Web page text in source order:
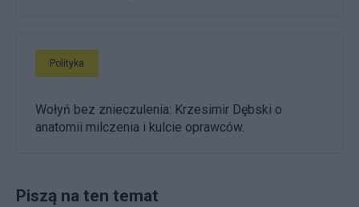
Polityka
Wołyń bez znieczulenia: Krzesimir Dębski o
anatomii milczenia i kulcie oprawców.
Piszą na ten temat